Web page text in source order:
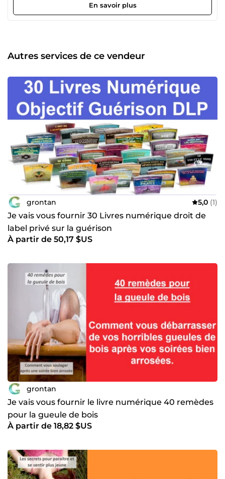
En savoir plus
Autres services de ce vendeur
grontan 5,0 (1)
Je vais vous fournir 30 Livres numérique droit de
label privé sur la guérison
À partir de 50,17 $US
grontan
Je vais vous fournir le livre numérique 40 remèdes
pour la gueule de bois
À partir de 18,82 $US